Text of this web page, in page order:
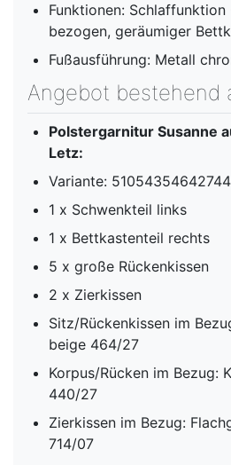
Funktionen:
bezogen, geräumiger
Fußausführung: Metall
Angebot bestehend
Polstergarnitur Susanne
Letz:
Variante:
1 x Schwenkteil links
1 x Bettkastenteil rechts
5 x große Rückenkissen
2 x Zierkissen
Sitz/Rückenkissen im
beige 464/27
Korpus/Rücken im Bezug:
440/27
Zierkissen im Bezug:
714/07